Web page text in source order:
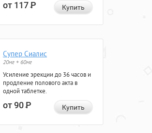
от 117Р Купить
Супер Сиалис
20мг + 60мг
Усиление эрекции до 36 часов и
продление полового акта в
одной таблетке.
от 90Р Купить